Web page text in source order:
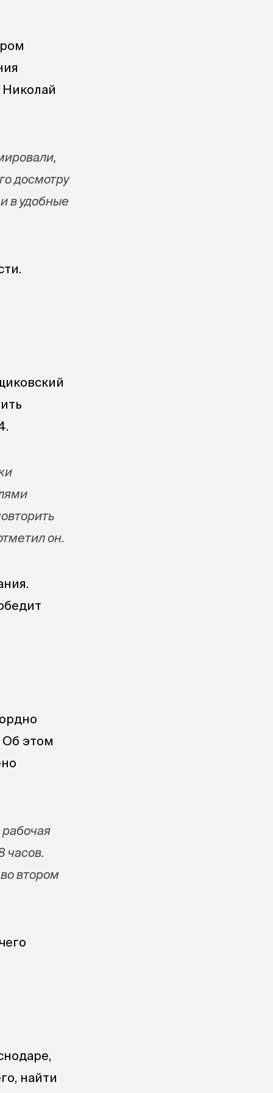
Николай
досмотру
в удобные
он.
Об этом
часов.
втором
найти